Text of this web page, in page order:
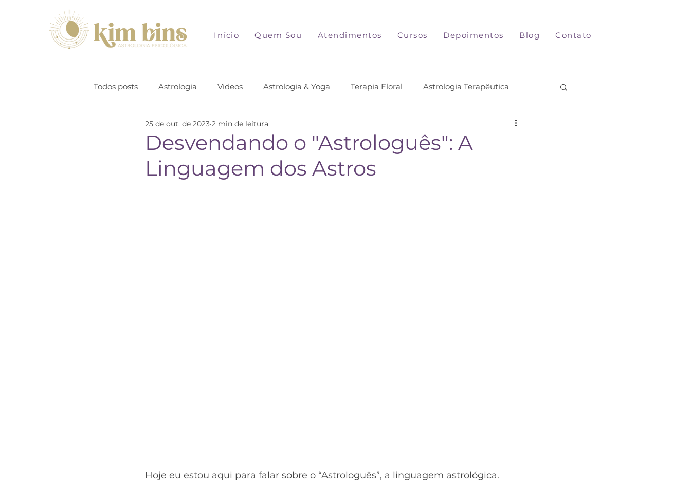
Início Quem Sou Atendimentos Cursos Depoimentos Blog Contato
Todos posts Astrologia Videos Astrologia & Yoga Terapia Floral Astrologia Terapêutica
Desvendando o "Astrologuês": A
Linguagem dos Astros
25 de out. de 2023 2 min de leitura
Hoje eu estou aqui para falar sobre o “Astrologuês”, a linguagem astrológica.